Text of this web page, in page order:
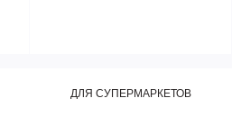
ДЛЯ СУПЕРМАРКЕТОВ